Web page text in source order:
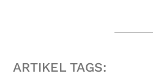
ARTIKEL TAGS: